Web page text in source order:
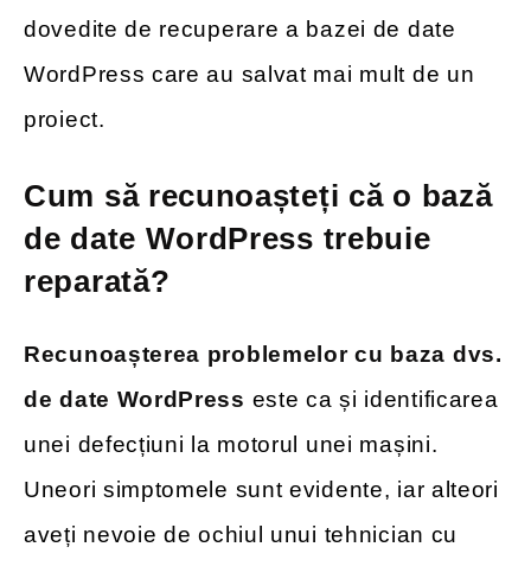
dovedite de recuperare a bazei de date
WordPress care au salvat mai mult de un
proiect.
Cum să recunoașteți că o bază
de date WordPress trebuie
reparată?
Recunoașterea problemelor cu baza dvs.
de date WordPress este ca și identificarea
unei defecțiuni la motorul unei mașini.
Uneori simptomele sunt evidente, iar alteori
aveți nevoie de ochiul unui tehnician cu